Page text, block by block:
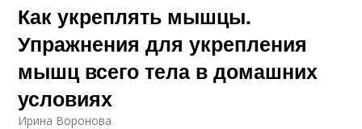
Как укреплять мышцы.
Упражнения для укрепления
мышц всего тела в домашних
условиях
Ирина Воронова